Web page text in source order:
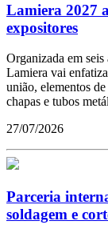
Lamiera 2027
expositores
Organizada em
Lamiera vai
união, elementos
chapas e tubos
27/07/2026
Parceria
soldagem e